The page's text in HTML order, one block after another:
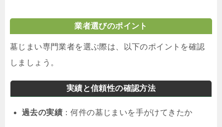
業者選びのポイント
墓じまい専門業者を選ぶ際は、以下のポイントを確認
しましょう。
実績と信頼性の確認方法
過去の実績 ：何件の墓じまいを手がけてきたか